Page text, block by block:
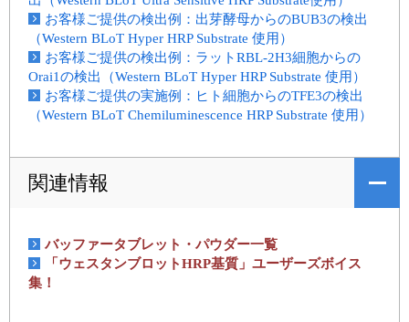
お客様ご提供の検出例：出芽酵母からのBUB3の検出
（Western BLoT Hyper HRP Substrate 使用）
お客様ご提供の検出例：ラットRBL-2H3細胞からの
Orai1の検出（Western BLoT Hyper HRP Substrate 使用）
お客様ご提供の実施例：ヒト細胞からのTFE3の検出
（Western BLoT Chemiluminescence HRP Substrate 使用）
関連情報
バッファータブレット・パウダー一覧
「ウェスタンブロットHRP基質」ユーザーズボイス
集！